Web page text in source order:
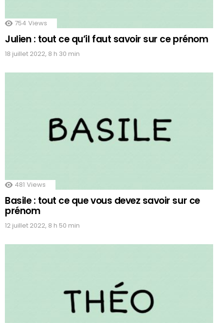
754 Views
Julien : tout ce qu’il faut savoir sur ce prénom
18 juillet 2022, 8 h 30 min
481 Views
Basile : tout ce que vous devez savoir sur ce
prénom
12 juillet 2022, 8 h 50 min